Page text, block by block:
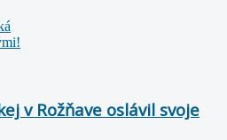
v Rožňave oslávil svoje